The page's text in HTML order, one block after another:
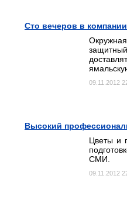
Сто вечеров в
09.11.2012
Высокий
Цветы и
СМИ.
09.11.2012